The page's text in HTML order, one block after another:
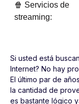
🍿 Servicios de
streaming:
Si usted está
Internet? No hay
El último par de
la cantidad de
es bastante lógico